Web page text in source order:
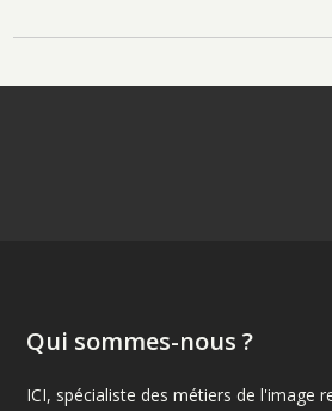
Qui sommes-nous ?
ICI, spécialiste des métiers de l'image